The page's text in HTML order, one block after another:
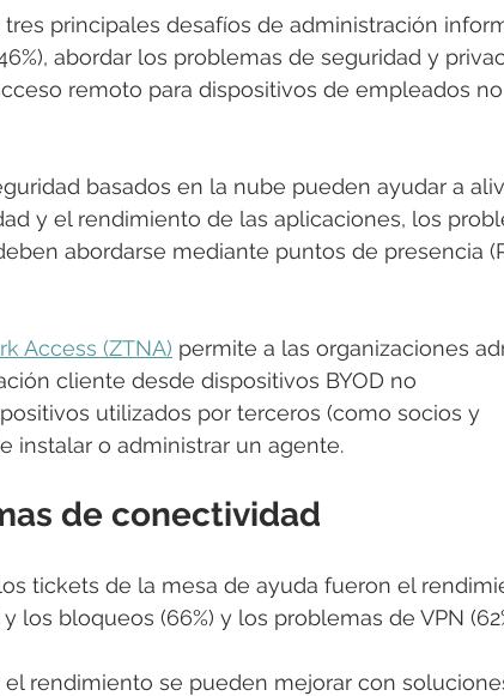
principales desafíos de administración
abordar los problemas de seguridad y
remoto para dispositivos de empleados no
basados ​​en la nube pueden ayudar a
y el rendimiento de las aplicaciones, los
abordarse mediante puntos de presencia
Access (ZTNA) permite a las organizaciones
cliente desde dispositivos BYOD no
utilizados por terceros (como socios y
instalar o administrar un agente.
de conectividad
tickets de la mesa de ayuda fueron el
los bloqueos (66%) y los problemas de VPN
rendimiento se pueden mejorar con